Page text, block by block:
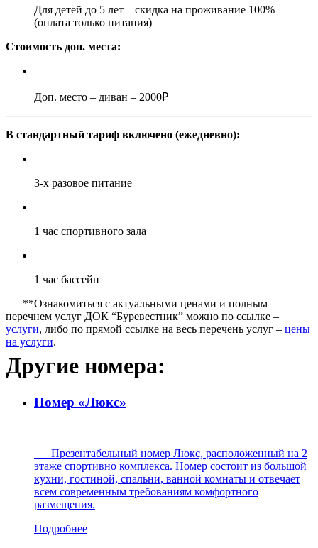
Для детей до 5 лет – скидка на проживание 100%
(оплата только питания)
Стоимость доп. места:
Доп. место – диван – 2000₽
В стандартный тариф включено (ежедневно):
3-х разовое питание
1 час спортивного зала
1 час бассейн
**Ознакомиться с актуальными ценами и полным
перечнем услуг ДОК “Буревестник” можно по ссылке –
услуги, либо по прямой ссылке на весь перечень услуг – цены
на услуги.
Другие номера:
Номер «Люкс»
Презентабельный номер Люкс, расположенный на 2
этаже спортивно комплекса. Номер состоит из большой
кухни, гостиной, спальни, ванной комнаты и отвечает
всем современным требованиям комфортного
размещения.
Подробнее